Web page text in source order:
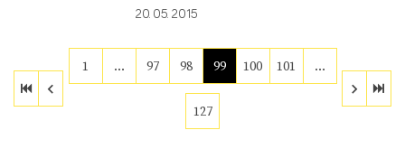
20. 05. 2015
1 … 97 98 99 100 101 …
127